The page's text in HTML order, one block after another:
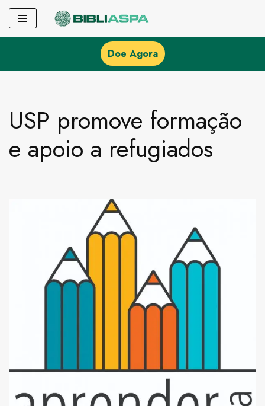
Pular
o
Doe Agora
USP promove formação
e apoio a refugiados